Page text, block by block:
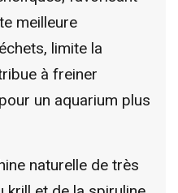
meilleure
limite la
à freiner
un aquarium plus
naturelle de très